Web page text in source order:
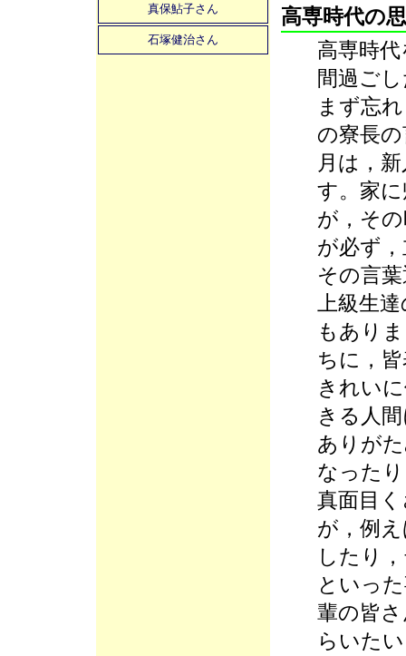
真保鮎子さん
石塚健治さん
高専時代の
高専時
間過ご
まず忘
の寮長
月は，
す。家
が，そ
が必ず
その言
上級生
もあり
ちに，
きれい
きる人
ありが
なった
真面目
が，例
したり
といっ
輩の皆
らいた